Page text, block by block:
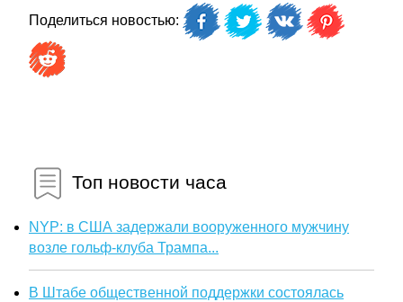
Поделиться новостью:
Топ новости часа
NYP: в США задержали вооруженного мужчину
возле гольф-клуба Трампа...
В Штабе общественной поддержки состоялась